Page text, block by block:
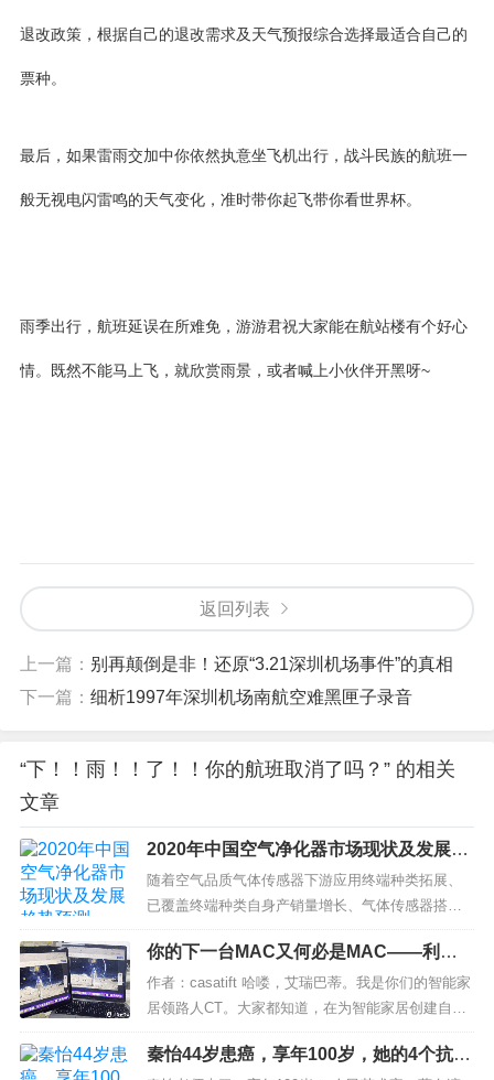
退改政策，根据自己的退改需求及天气预报综合选择最适合自己的
票种。
最后，如果雷雨交加中你依然执意坐飞机出行，战斗民族的航班一
般无视电闪雷鸣的天气变化，准时带你起飞带你看世界杯。
​雨季出行，航班延误在所难免，游游君祝大家能在航站楼有个好心
情。既然不能马上飞，就欣赏雨景，或者喊上小伙伴开黑呀~
返回列表
上一篇： 别再颠倒是非！还原“3.21深圳机场事件”的真相
下一篇： 细析1997年深圳机场南航空难黑匣子录音
“下！！雨！！了！！你的航班取消了吗？” 的相关
文章
2020年中国空气净化器市场现状及发展趋
势预测
随着空气品质气体传感器下游应用终端种类拓展、
已覆盖终端种类自身产销量增长、气体传感器搭载
率的逐步提高以及所搭载气体传感器本身种类的丰
富，预计未来期间气体传感器在空气品质监测领域
的市场需求将保持稳定增长。 空气净化家电作为舒
适化、智能化、高端化的健康家电品类，将继续向
多品类、多维度、...
你的下一台MAC又何必是MAC——利用to
desk实现iPad控制Mac玩法实例
作者：casatift 哈喽，艾瑞巴蒂。我是你们的智能家
居领路人CT。大家都知道，在为智能家居创建自动
化的时候，经常会出现各种各样的问题，需要进行
多次调试，并且因为我自己使用python做自动化，
秦怡44岁患癌，享年100岁，她的4个抗癌